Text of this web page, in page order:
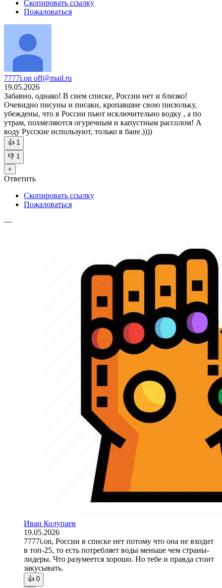
Скопировать ссылку
Пожаловаться
7777i.on off@mail.ru
19.05.2026
Забавно, однако! В сием списке, России нет и близко!
Очевидно писуны и писаки, кропавшие свою писюльку,
убеждены, что в России пьют исключительно водку , а по
утрам, похмеляются огуречным и капустным рассолом! А
воду Русские используют, только в бане.))))
👍 1
👎 1
+
Ответить
Скопировать ссылку
Пожаловаться
—
Иван Колупаев
19.05.2026
7777i.on, России в списке нет потому что она не входит
в топ-25, то есть потребляет воды меньше чем страны-
лидеры. Что разумеется хорошо. Но тебе и правда стоит
закусывать.
👍 0